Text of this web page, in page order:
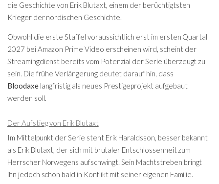
die Geschichte von Erik Blutaxt, einem der berüchtigtsten
Krieger der nordischen Geschichte.
Obwohl die erste Staffel voraussichtlich erst im ersten Quartal
2027 bei Amazon Prime Video erscheinen wird, scheint der
Streamingdienst bereits vom Potenzial der Serie überzeugt zu
sein. Die frühe Verlängerung deutet darauf hin, dass
Bloodaxe langfristig als neues Prestigeprojekt aufgebaut
werden soll.
Der Aufstieg von Erik Blutaxt
Im Mittelpunkt der Serie steht Erik Haraldsson, besser bekannt
als Erik Blutaxt, der sich mit brutaler Entschlossenheit zum
Herrscher Norwegens aufschwingt. Sein Machtstreben bringt
ihn jedoch schon bald in Konflikt mit seiner eigenen Familie.